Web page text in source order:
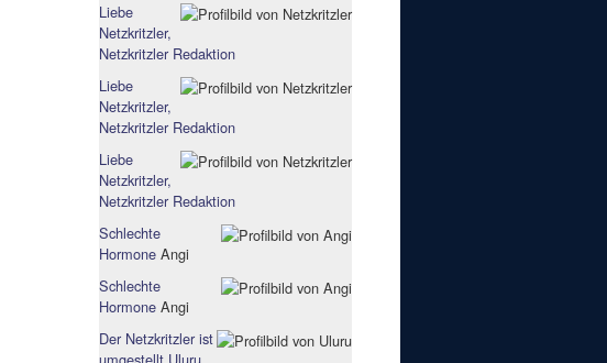
Liebe
Netzkritzler,
Netzkritzler Redaktion
Liebe
Netzkritzler,
Netzkritzler Redaktion
Liebe
Netzkritzler,
Netzkritzler Redaktion
Schlechte
Hormone Angi
Schlechte
Hormone Angi
Der Netzkritzler ist